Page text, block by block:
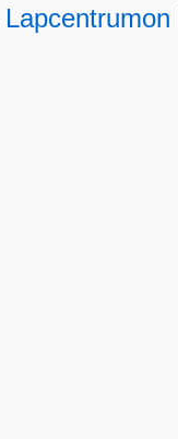
Lapcentrumon